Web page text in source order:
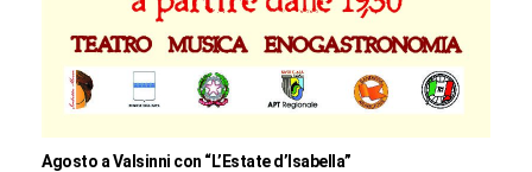
Agosto a Valsinni con “L’Estate d’Isabella”